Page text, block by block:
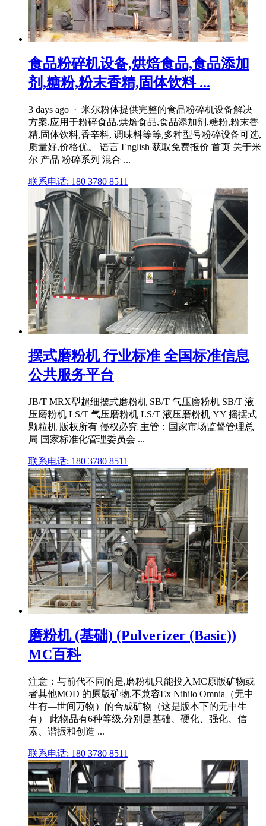
食品粉碎机设备,烘焙食品,食品添加
剂,糖粉,粉末香精,固体饮料 ...
3 days ago · 米尔粉体提供完整的食品粉碎机设备解决
方案,应用于粉碎食品,烘焙食品,食品添加剂,糖粉,粉末香
精,固体饮料,香辛料, 调味料等等,多种型号粉碎设备可选,
质量好,价格优。 语言 English 获取免费报价 首页 关于米
尔 产品 粉碎系列 混合 ...
联系电话: 180 3780 8511
摆式磨粉机 行业标准 全国标准信息
公共服务平台
JB/T MRX型超细摆式磨粉机 SB/T 气压磨粉机 SB/T 液
压磨粉机 LS/T 气压磨粉机 LS/T 液压磨粉机 YY 摇摆式
颗粒机 版权所有 侵权必究 主管：国家市场监督管理总
局 国家标准化管理委员会 ...
联系电话: 180 3780 8511
磨粉机 (基础) (Pulverizer (Basic))
MC百科
注意：与前代不同的是,磨粉机只能投入MC原版矿物或
者其他MOD 的原版矿物,不兼容Ex Nihilo Omnia（无中
生有—世间万物）的合成矿物（这是版本下的无中生
有） 此物品有6种等级,分别是基础、硬化、强化、信
素、谐振和创造 ...
联系电话: 180 3780 8511